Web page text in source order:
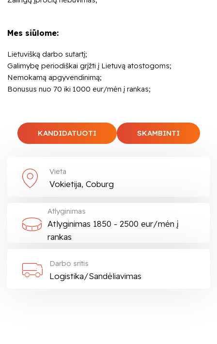
Mes siūlome:
Lietuvišką darbo sutartį;
Galimybę periodiškai grįžti į Lietuvą atostogoms;
Nemokamą apgyvendinimą;
Bonusus nuo 70 iki 1000 eur/mėn į rankas;
KANDIDATUOTI SKAMBINTI
Vieta
Vokietija, Coburg
Atlyginimas
Atlyginimas 1850 - 2500 eur/mėn į
rankas
Darbo sritis
Logistika/Sandėliavimas